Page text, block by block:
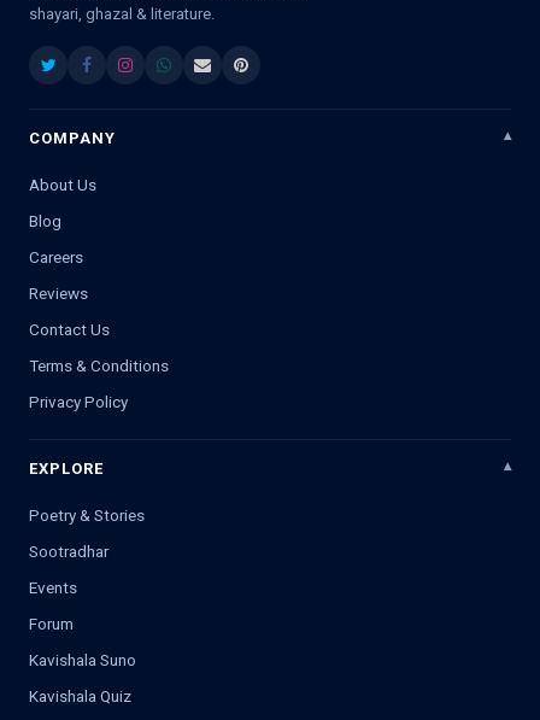
shayari, ghazal & literature.
COMPANY
About Us
Blog
Careers
Reviews
Contact Us
Terms & Conditions
Privacy Policy
EXPLORE
Poetry & Stories
Sootradhar
Events
Forum
Kavishala Suno
Kavishala Quiz